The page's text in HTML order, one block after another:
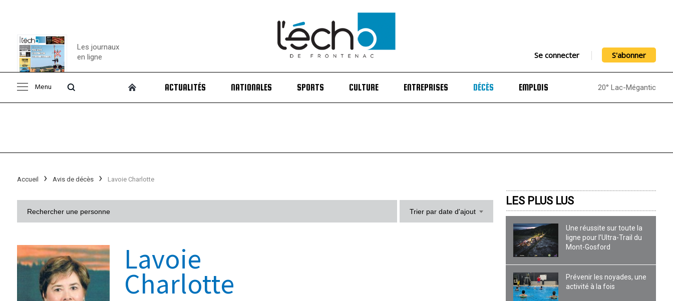
Consulter le
Les journaux
en ligne
Se connecter S'abonner
Menu ACTUALITÉS NATIONALES SPORTS CULTURE ENTREPRISES DÉCÈS EMPLOIS 20° Lac-Mégantic
Accueil Avis de décès Lavoie Charlotte
Trier par date d'ajout
Lavoie
Charlotte
LES PLUS LUS
Une réussite sur toute la
ligne pour l’Ultra-Trail du
Mont-Gosford
Prévenir les noyades, une
activité à la fois